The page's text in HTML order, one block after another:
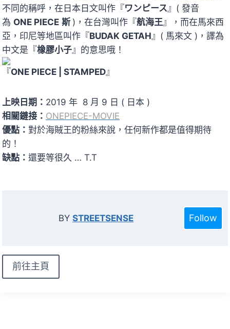
不同的稱呼，在日本日文叫作『ワンピース 』( 發音
為 ONE PIECE 斯 )，在台灣叫作『航海王 』，而在馬來西
亞，印尼等地區叫作『BUDAK GETAH 』( 馬來文 )，譯為
中文是『橡膠小子 』的意思哦！
『ONE PIECE | STAMPED 』
上映日期： 2019 年 8 月 9 日 ( 日本 )
相關鏈接： ONEPIECE-MOVIE
優點： 對於海賊王的粉絲來說，任何新作都是值得期待
的！
缺點： 還要等很久 … T.T
BY STREETSENSE Follow
前往主頁